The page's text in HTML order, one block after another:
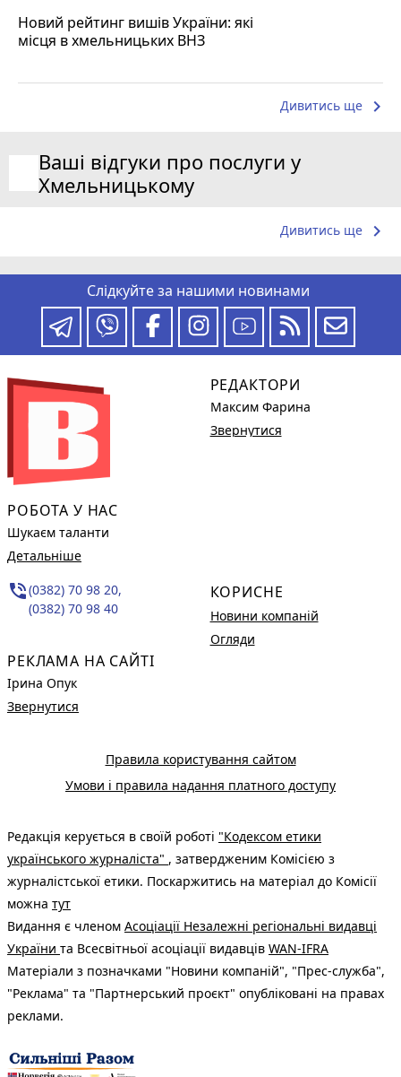
Новий рейтинг вишів України: які
місця в хмельницьких ВНЗ
Дивитись ще keyboard_arrow_right
Ваші відгуки про послуги у
Хмельницькому
Дивитись ще keyboard_arrow_right
Слідкуйте за нашими новинами
РОБОТА У НАС
Шукаєм таланти
Детальніше
phone_in_talk(0382) 70 98 20,
(0382) 70 98 40
РЕКЛАМА НА САЙТІ
Ірина Опук
Звернутися
РЕДАКТОРИ
Максим Фарина
Звернутися
КОРИСНЕ
Новини компаній
Огляди
Правила користування сайтом
Умови і правила надання платного доступу
Редакція керується в своїй роботі "Кодексом етики
українського журналіста" , затвердженим Комісією з
журналістської етики. Поскаржитись на матеріал до Комісії
можна тут
Видання є членом Асоціації Незалежні регіональні видавці
України та Всесвітньої асоціації видавців WAN-IFRA
Матеріали з позначками "Новини компаній", "Прес-служба",
"Реклама" та "Партнерський проєкт" опубліковані на правах
реклами.